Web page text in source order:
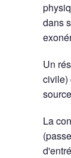
dans
Un
civile)
La